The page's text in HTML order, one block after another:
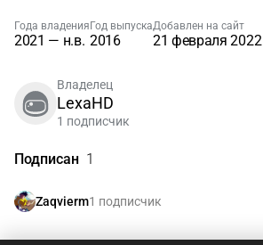
Года владения
2021 — н.в.
Год выпуска
2016
Добавлен на сайт
21 февраля 2022
Владелец
LexaHD
1 подписчик
Подписан 1
Zaqvierm1 подписчик